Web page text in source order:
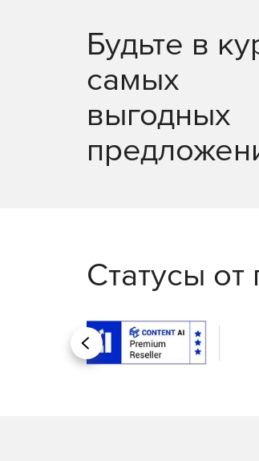
Будьте в
самых
выгодных
Статусы от
Назад